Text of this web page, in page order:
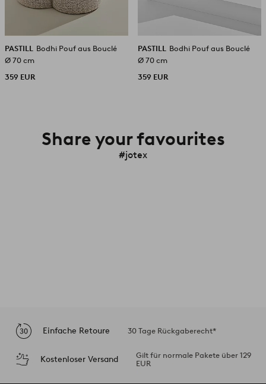
PASTILL Bodhi Pouf aus Bouclé
Ø 70 cm
359 EUR
PASTILL Bodhi Pouf aus Bouclé
Ø 70 cm
359 EUR
Share your favourites
#jotex
Einfache Retoure 30 Tage Rückgaberecht*
Kostenloser Versand
Gilt für normale Pakete über 129
EUR